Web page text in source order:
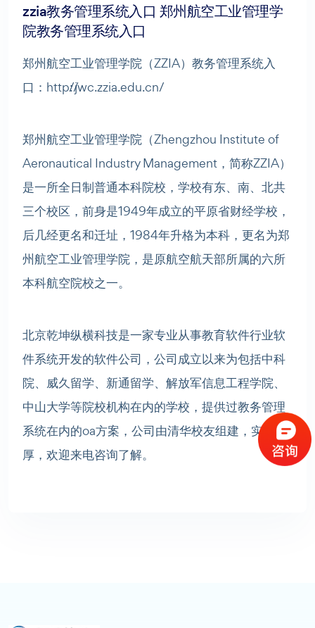
zzia教务管理系统入口 郑州航空工业管理学
院教务管理系统入口
郑州航空工业管理学院（ZZIA）教务管理系统入
口： http://jwc.zzia.edu.cn/
郑州航空工业管理学院（Zhengzhou Institute of
Aeronautical Industry Management，简称ZZIA）
是一所全日制普通本科院校，学校有东、南、北共
三个校区，前身是1949年成立的平原省财经学校，
后几经更名和迁址，1984年升格为本科，更名为郑
州航空工业管理学院，是原航空航天部所属的六所
本科航空院校之一。
北京乾坤纵横科技是一家专业从事教育软件行业软
件系统开发的软件公司，公司成立以来为包括中科
院、威久留学、新通留学、解放军信息工程学院、
中山大学等院校机构在内的学校，提供过教务管理
系统在内的oa方案，公司由清华校友组建，实力雄
厚，欢迎来电咨询了解。